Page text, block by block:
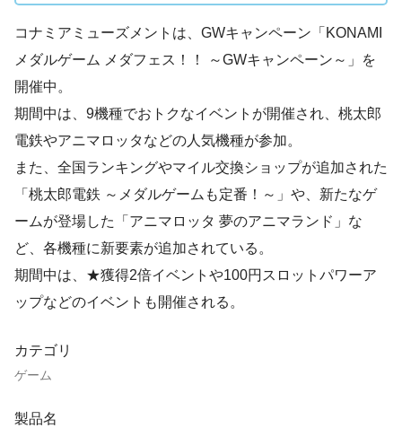
コナミアミューズメントは、GWキャンペーン「KONAMI
メダルゲーム メダフェス！！ ～GWキャンペーン～」を
開催中。
期間中は、9機種でおトクなイベントが開催され、桃太郎
電鉄やアニマロッタなどの人気機種が参加。
また、全国ランキングやマイル交換ショップが追加された
「桃太郎電鉄 ～メダルゲームも定番！～」や、新たなゲ
ームが登場した「アニマロッタ 夢のアニマランド」な
ど、各機種に新要素が追加されている。
期間中は、★獲得2倍イベントや100円スロットパワーア
ップなどのイベントも開催される。
カテゴリ
ゲーム
製品名